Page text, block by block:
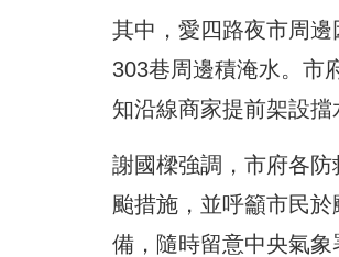
其中，愛四路夜市周
303巷周邊積淹水。市
知沿線商家提前架設擋
謝國樑強調，市府各
颱措施，並呼籲市民
備，隨時留意中央氣